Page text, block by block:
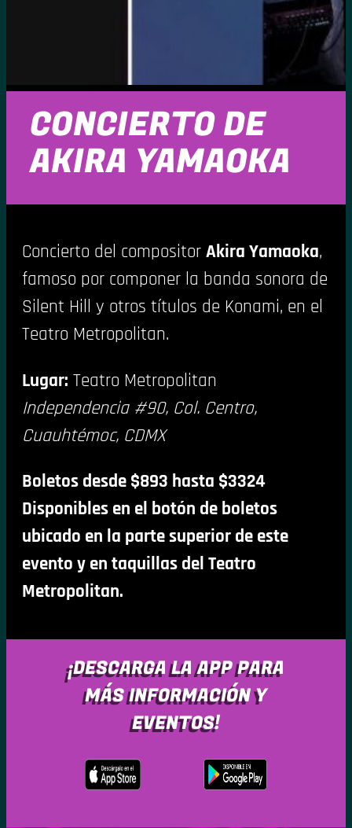
CONCIERTO DE
AKIRA YAMAOKA
Concierto del compositor Akira Yamaoka,
famoso por componer la banda sonora de
Silent Hill y otros títulos de Konami, en el
Teatro Metropolitan.
Lugar: Teatro Metropolitan
Independencia #90, Col. Centro,
Cuauhtémoc, CDMX
Boletos desde $893 hasta $3324
Disponibles en el botón de boletos
ubicado en la parte superior de este
evento y en taquillas del Teatro
Metropolitan.
¡DESCARGA LA APP PARA
MÁS INFORMACIÓN Y
EVENTOS!